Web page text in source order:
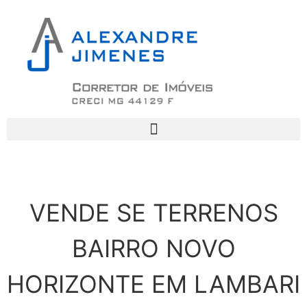
VENDE SE TERRENOS
BAIRRO NOVO
HORIZONTE EM LAMBARI